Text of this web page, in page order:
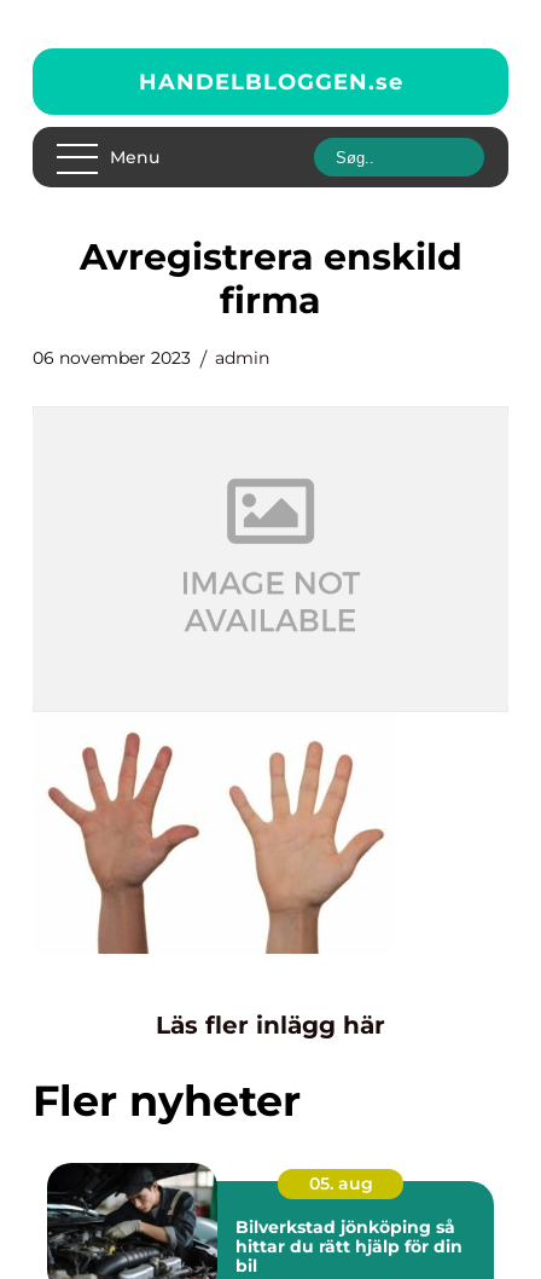
HANDELBLOGGEN.se
Menu
avregistrera enskild
firma
06 november 2023 admin
Läs fler inlägg här
Fler nyheter
05. aug
Bilverkstad jönköping så
hittar du rätt hjälp för din
bil